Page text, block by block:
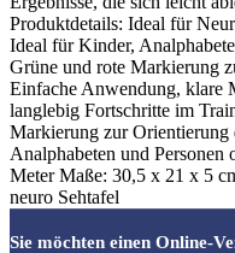
Produktdetails: Ideal für
Ideal für Kinder,
Grüne und rote Markierung
Einfache Anwendung, klare
langlebig Fortschritte im
Markierung zur Orientierung
Analphabeten und Personen
Meter Maße: 30,5 x 21 x 5
neuro Sehtafel
Sie möchten einen Online-